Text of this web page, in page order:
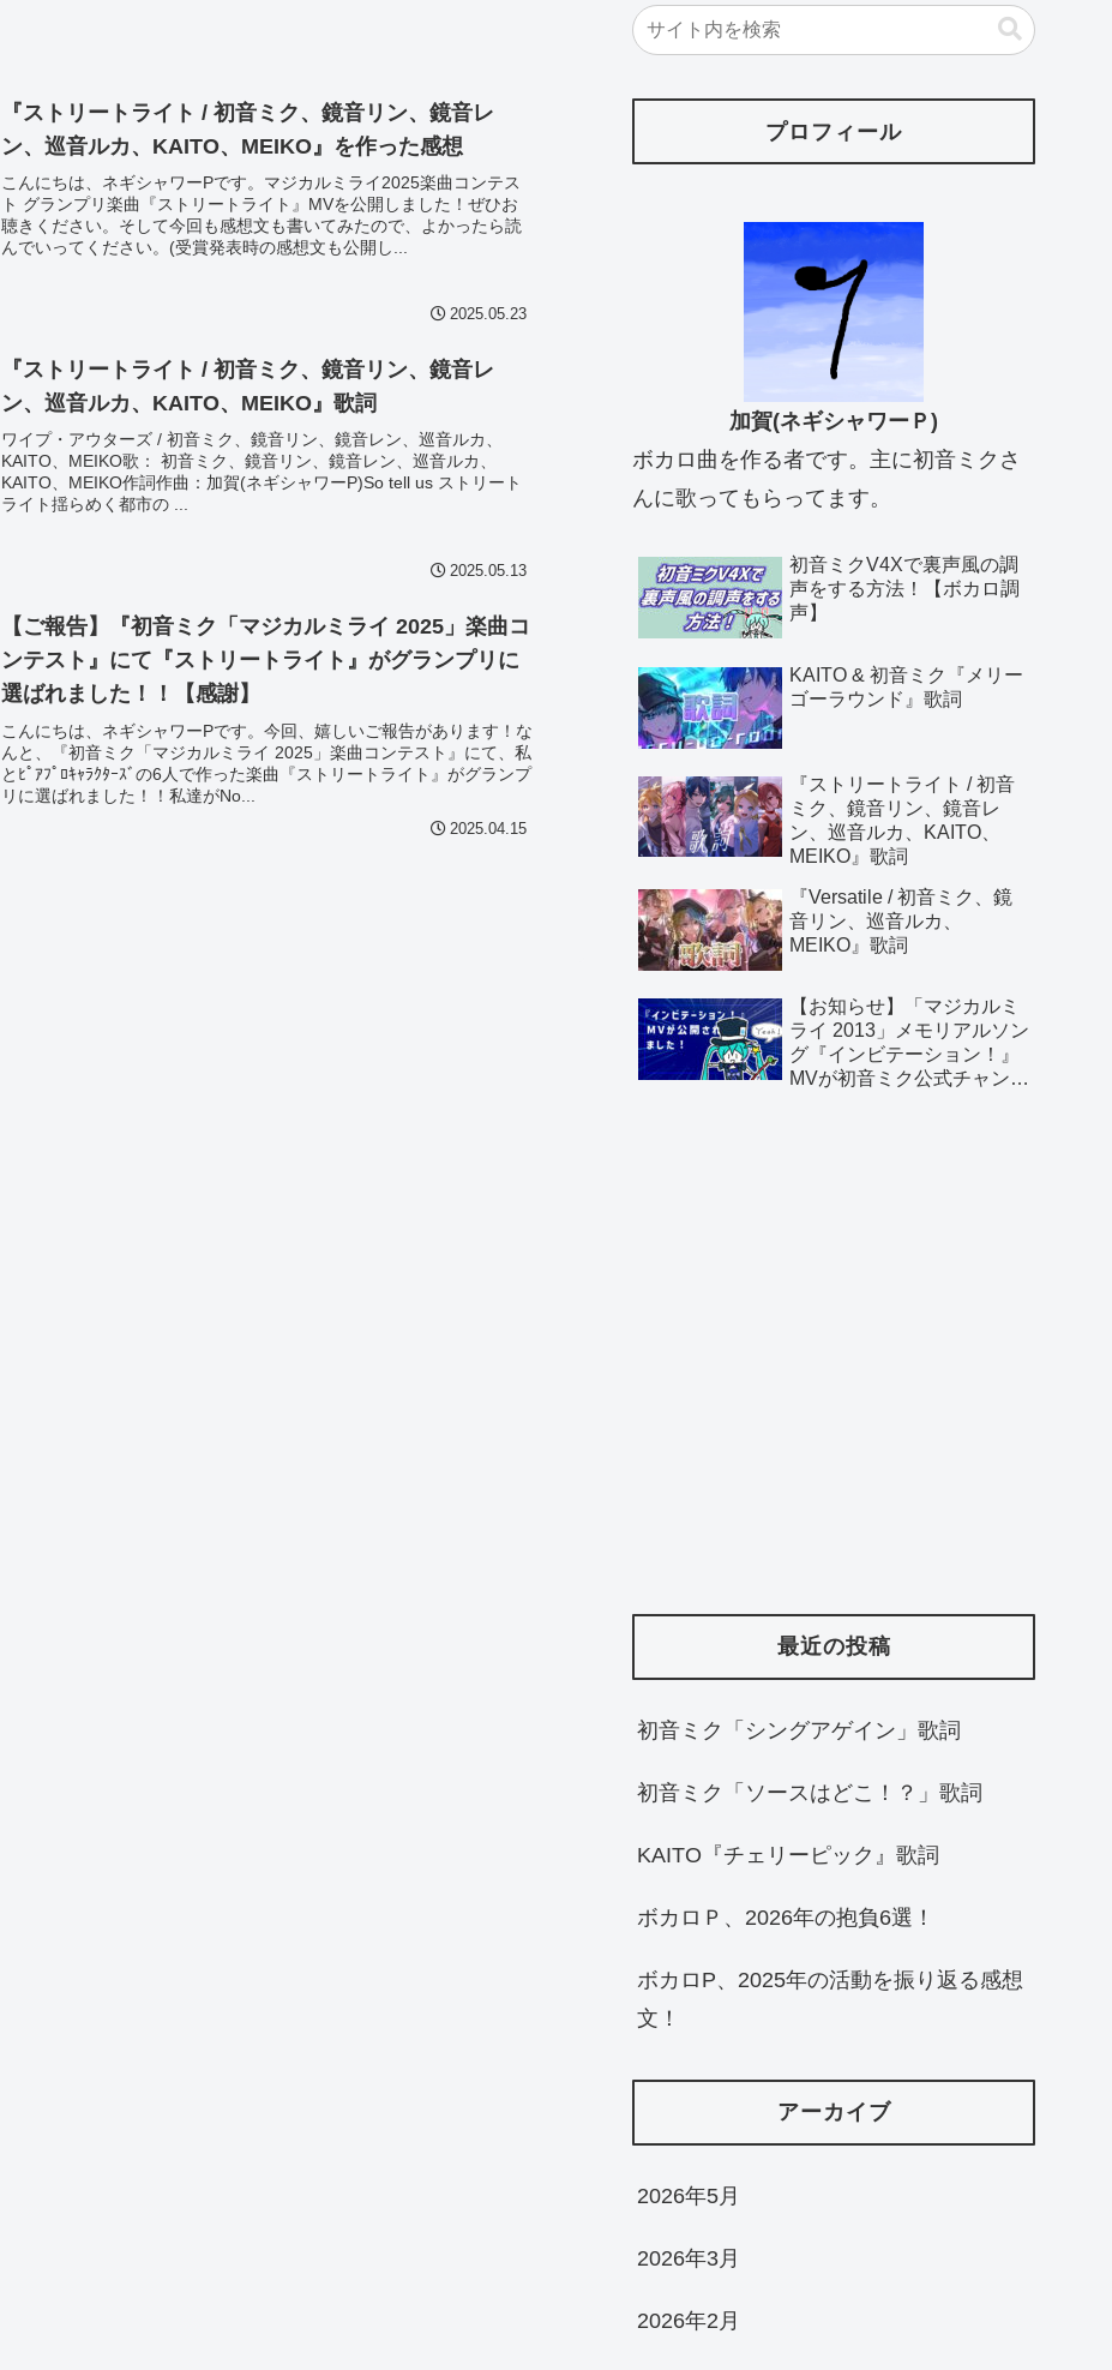
『ストリートライト / 初音ミク、鏡音リン、鏡音レ
ン、巡音ルカ、KAITO、MEIKO』を作った感想
こんにちは、ネギシャワーPです。マジカルミライ2025楽曲コンテス
ト グランプリ楽曲『ストリートライト』MVを公開しました！ぜひお
聴きください。そして今回も感想文も書いてみたので、よかったら読
んでいってください。(受賞発表時の感想文も公開し...
2025.05.23
『ストリートライト / 初音ミク、鏡音リン、鏡音レ
ン、巡音ルカ、KAITO、MEIKO』歌詞
ワイプ・アウターズ / 初音ミク、鏡音リン、鏡音レン、巡音ルカ、
KAITO、MEIKO歌： 初音ミク、鏡音リン、鏡音レン、巡音ルカ、
KAITO、MEIKO作詞作曲：加賀(ネギシャワーP)So tell us ストリート
ライト揺らめく都市の ...
2025.05.13
【ご報告】『初音ミク「マジカルミライ 2025」楽曲コ
ンテスト』にて『ストリートライト』がグランプリに
選ばれました！！【感謝】
こんにちは、ネギシャワーPです。今回、嬉しいご報告があります！な
んと、『初音ミク「マジカルミライ 2025」楽曲コンテスト』にて、私
とﾋﾟｱﾌﾟﾛｷｬﾗｸﾀｰｽﾞの6人で作った楽曲『ストリートライト』がグランプ
リに選ばれました！！私達がNo...
2025.04.15
プロフィール
加賀(ネギシャワーＰ)
ボカロ曲を作る者です。主に初音ミクさ
んに歌ってもらってます。
初音ミクV4Xで裏声風の調
声をする方法！【ボカロ調
声】
KAITO & 初音ミク『メリー
ゴーラウンド』歌詞
『ストリートライト / 初音
ミク、鏡音リン、鏡音レ
ン、巡音ルカ、KAITO、
MEIKO』歌詞
『Versatile / 初音ミク、鏡
音リン、巡音ルカ、
MEIKO』歌詞
【お知らせ】「マジカルミ
ライ 2013」メモリアルソン
グ『インビテーション！』
MVが初音ミク公式チャンネ
最近の投稿
初音ミク「シングアゲイン」歌詞
初音ミク「ソースはどこ！？」歌詞
KAITO『チェリーピック』歌詞
ボカロＰ、2026年の抱負6選！
ボカロP、2025年の活動を振り返る感想
文！
アーカイブ
2026年5月
2026年3月
2026年2月